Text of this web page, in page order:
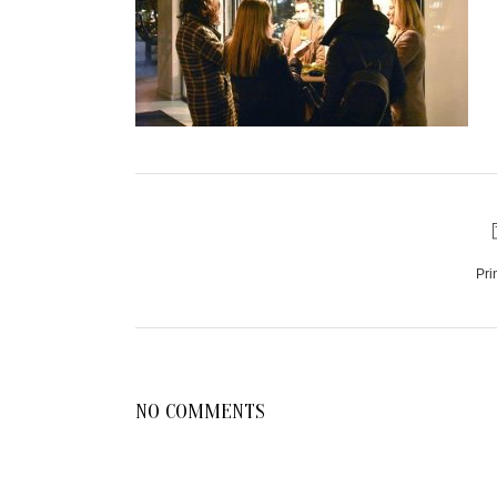
NO COMMENTS